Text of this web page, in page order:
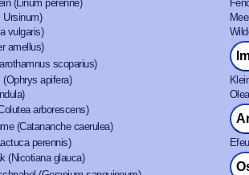
(Linum perenne)
Ursinum)
vulgaris)
amellus)
scoparius)
(Ophrys apifera)
arborescens)
(Catananche caerulea)
perennis)
(Nicotiana glauca)